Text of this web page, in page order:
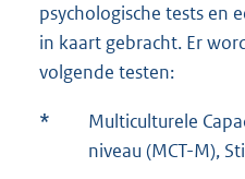
psychologische tests en
in kaart gebracht. Er
volgende testen:
*
Multiculturele
niveau (MCT-M),